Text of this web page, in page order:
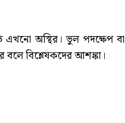
এখনো অস্থির। ভুল পদক্ষেপ বা
বিশ্লেষকদের আশঙ্কা।